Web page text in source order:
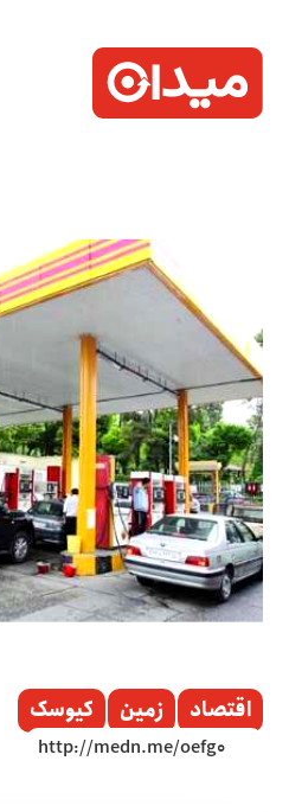
اقتصاد زمین کیوسک